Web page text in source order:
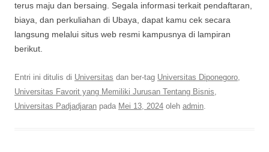
terus maju dan bersaing. Segala informasi terkait pendaftaran,
biaya, dan perkuliahan di Ubaya, dapat kamu cek secara
langsung melalui situs web resmi kampusnya di lampiran
berikut.
Entri ini ditulis di Universitas dan ber-tag Universitas Diponegoro,
Universitas Favorit yang Memiliki Jurusan Tentang Bisnis,
Universitas Padjadjaran pada Mei 13, 2024 oleh admin.